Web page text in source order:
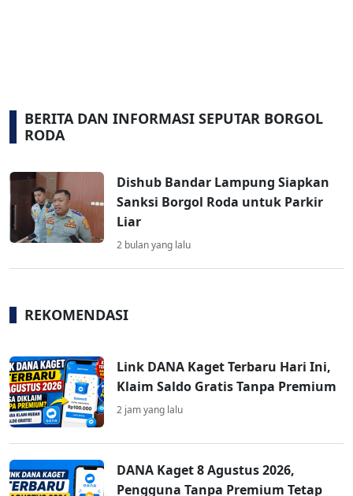
BERITA DAN INFORMASI SEPUTAR BORGOL
RODA
Dishub Bandar Lampung Siapkan
Sanksi Borgol Roda untuk Parkir
Liar
2 bulan yang lalu
REKOMENDASI
Link DANA Kaget Terbaru Hari Ini,
Klaim Saldo Gratis Tanpa Premium
2 jam yang lalu
DANA Kaget 8 Agustus 2026,
Pengguna Tanpa Premium Tetap